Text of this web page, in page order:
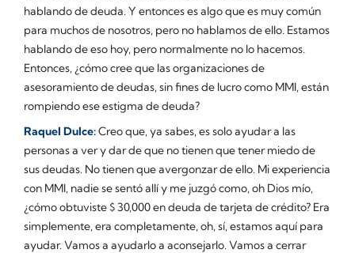
hablando de deuda. Y entonces es algo que es muy común
para muchos de nosotros, pero no hablamos de ello. Estamos
hablando de eso hoy, pero normalmente no lo hacemos.
Entonces, ¿cómo cree que las organizaciones de
asesoramiento de deudas, sin fines de lucro como MMI, están
rompiendo ese estigma de deuda?
Raquel Dulce:Creo que, ya sabes, es solo ayudar a las
personas a ver y dar de que no tienen que tener miedo de
sus deudas. No tienen que avergonzar de ello. Mi experiencia
con MMI, nadie se sentó allí y me juzgó como, oh Dios mío,
¿cómo obtuviste $ 30,000 en deuda de tarjeta de crédito? Era
simplemente, era completamente, oh, sí, estamos aquí para
ayudar. Vamos a ayudarlo a aconsejarlo. Vamos a cerrar